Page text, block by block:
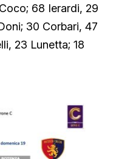
68 Ierardi, 29
30 Corbari, 47
23 Lunetta; 18